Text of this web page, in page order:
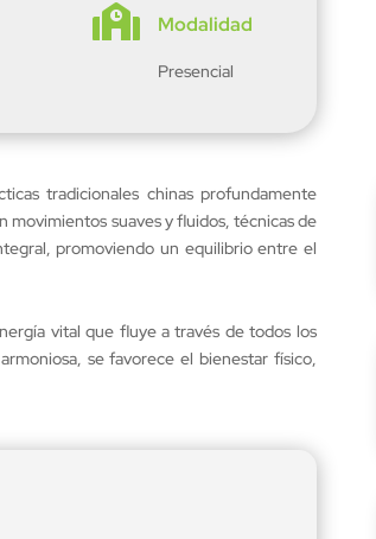
 Modalidad
Presencial
tradicionales chinas profundamente
movimientos suaves y fluidos, técnicas de
promoviendo un equilibrio entre el
vital que fluye a través de todos los
se favorece el bienestar físico,